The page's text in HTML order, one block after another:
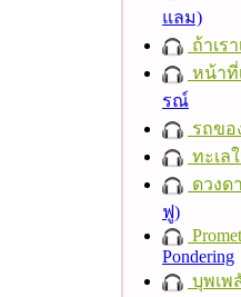
แลม)
ถ้าเร
หน้าที่
รณ์
รถขอ
ทะเล
ดวงด
ฟู)
Pondering
บุพเพ